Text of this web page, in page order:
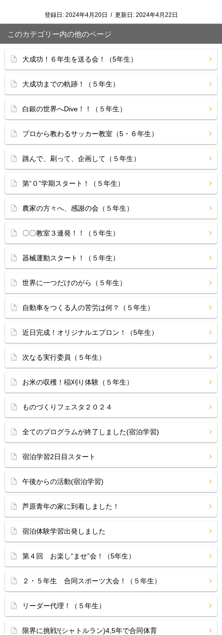
登録日: 2024年4月20日 / 更新日: 2024年4月22日
このカテゴリー内の他のページ
大成功！６年生を送る会！（5年生）
大成功までの軌跡！（５年生）
白銀の世界へDive！！（５年生）
プロから教わるサッカー教室（5・６年生）
跳んで、刷って、企画して（５年生）
第“０”学期スタート！（５年生）
農家の方々へ、感謝の会（５年生）
〇〇教室３連発！！（５年生）
器械運動スタート！（５年生）
世界に一つだけのがら（５年生）
自動車をつくる人の苦労は何？（５年生）
近日完成！オリジナルエプロン！（5年生）
次なる実行委員（５年生）
お米の収穫！稲刈り体験（５年生）
ものづくりフェスタ２０２４
全てのプログラムが終了しました(宿泊学習)
宿泊学習2日目スタート
午後からの活動(宿泊学習)
芦原青年の家に到着しました！
宿泊体験学習出発しました
第４回 お楽し“ませ”会！（5年生）
２・５年生 合同スポーツ大会！（５年生）
リーダー代理！（５年生）
限界に挑戦!(シャトルラン)4,5年で合同体育